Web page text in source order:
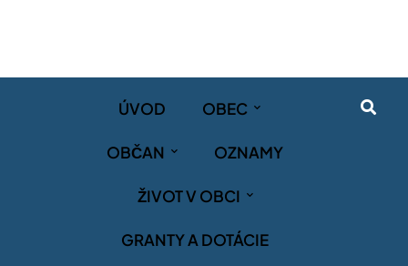
ÚVOD OBEC
OBČAN OZNAMY
ŽIVOT V OBCI
GRANTY A DOTÁCIE